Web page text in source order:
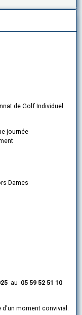
de Golf Individuel
journée
Dames
au 05 59 52 51 10
d'un moment convivial.